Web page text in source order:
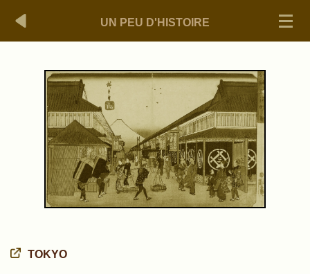
UN PEU D'HISTOIRE
TOKYO